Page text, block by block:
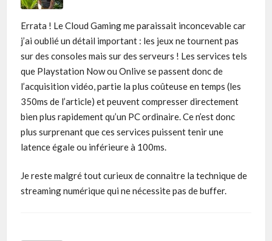
Errata ! Le Cloud Gaming me paraissait inconcevable car
j’ai oublié un détail important : les jeux ne tournent pas
sur des consoles mais sur des serveurs ! Les services tels
que Playstation Now ou Onlive se passent donc de
l’acquisition vidéo, partie la plus coûteuse en temps (les
350ms de l’article) et peuvent compresser directement
bien plus rapidement qu’un PC ordinaire. Ce n’est donc
plus surprenant que ces services puissent tenir une
latence égale ou inférieure à 100ms.
Je reste malgré tout curieux de connaitre la technique de
streaming numérique qui ne nécessite pas de buffer.